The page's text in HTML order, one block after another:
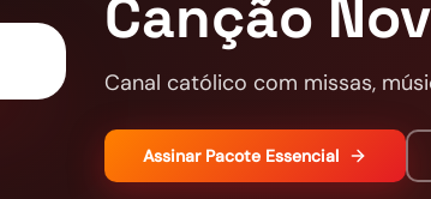
Canção
Canal católico com missas,
Assinar Pacote Essencial